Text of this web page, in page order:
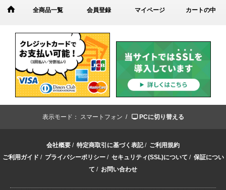
全商品一覧 会員登録 マイページ カートの中
表示モード： スマートフォン / PCに切り替える
会社概要 / 特定商取引に基づく表記/ ご利用規約
ご利用ガイド / プライバシーポリシー/ セキュリティ(SSL)について / 保証につい
て / お問い合わせ